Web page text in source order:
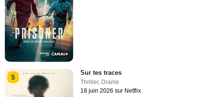
5
Sur tes traces
Thriller, Drame
18 juin 2026 sur Netflix